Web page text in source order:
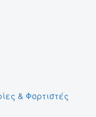
& Φορτιστές